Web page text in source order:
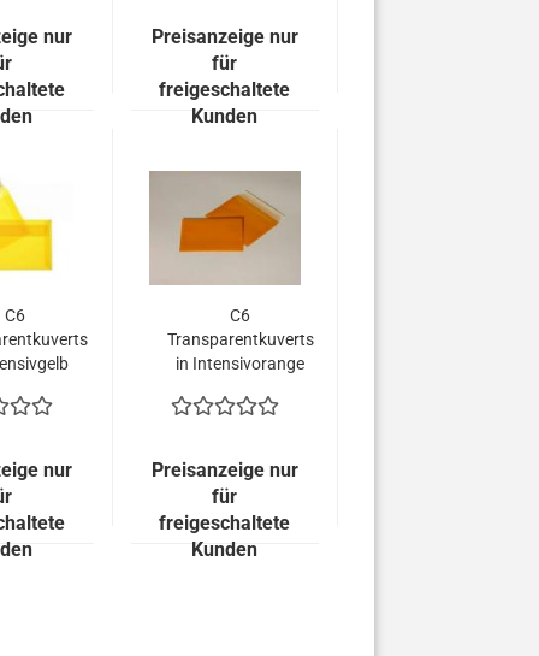
nur
Preisanzeige nur
für
freigeschaltete
Kunden
C6
nur
C6
Transparentkuverts
in Intensivorange
Preisanzeige nur
für
freigeschaltete
Kunden